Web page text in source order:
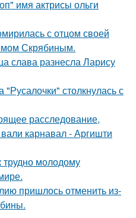
имя актрисы ольги
с отцом своей
Скрябиным.
слава разнесла Ларису
"Русалочки" столкнулась с
расследование,
карнавал - Аргишти
трудно молодому
пришлось отменить из-